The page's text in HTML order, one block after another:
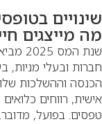
מייצגים
שנת המס
וההשלכות שלו
רווחים כלואים
בפועל, מדובר...